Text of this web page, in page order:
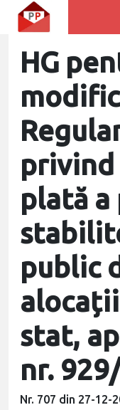
HG
privind
plată
public
stat,
nr.
Nr. 707 din 27-12-